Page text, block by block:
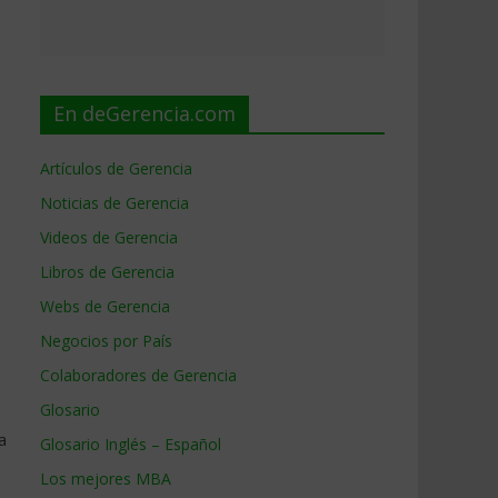
En deGerencia.com
Artículos de Gerencia
Noticias de Gerencia
Videos de Gerencia
Libros de Gerencia
Webs de Gerencia
Negocios por País
Colaboradores de Gerencia
Glosario
Glosario Inglés – Español
Los mejores MBA